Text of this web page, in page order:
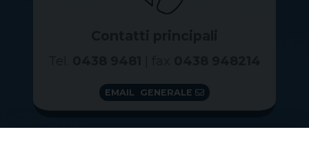
EMAIL GENERALE